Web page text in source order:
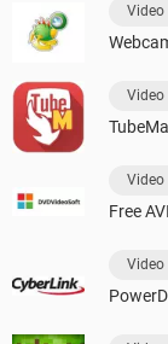
Video
Video
Video
Free
Video